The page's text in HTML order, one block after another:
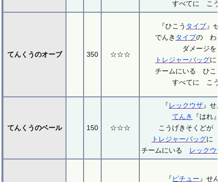
すべてに こ
てんくうのオーブ 350 ☆☆☆
『ひこう タイプ』
でんき タイプの わ
ダメージ
トレジャーバッグに
チームにいる ひこ
すべてに こ
てんくうのベール 150 ☆☆☆
『レックウザ』
てんき
『はれ
こうげきそくどが
トレジャーバッグに
チームにいる
レックウ
『ピチュー 』せ